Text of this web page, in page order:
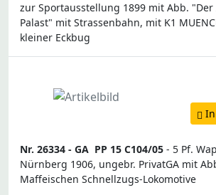
zur Sportausstellung 1899 mit Abb.
Palast" mit Strassenbahn, mit K1
kleiner Eckbug
Nr. 26334 - GA PP 15 C104/05 - 5 Pf.
Nürnberg 1906, ungebr. PrivatGA mit
Maffeischen Schnellzugs-Lokomotive